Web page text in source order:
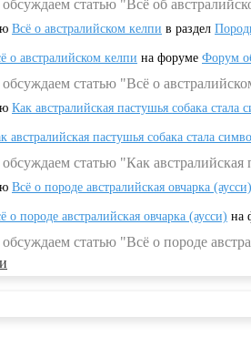
статью "Всё об
Всё о австралийском келпи в раздел
о австралийском келпи на форуме Форум
статью "Всё о
Как австралийская пастушья собака
австралийская пастушья собака стала
статью "Как
Всё о породе австралийская овчарка (аусси)
о породе австралийская овчарка (аусси) на
статью "Всё о породе